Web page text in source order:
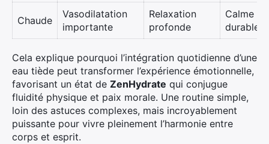
Chaude
Vasodilatation
importante
Relaxation
profonde
Calme
durable
Cela explique pourquoi l’intégration quotidienne d’une
eau tiède peut transformer l’expérience émotionnelle,
favorisant un état de ZenHydrate qui conjugue
fluidité physique et paix morale. Une routine simple,
loin des astuces complexes, mais incroyablement
puissante pour vivre pleinement l’harmonie entre
corps et esprit.